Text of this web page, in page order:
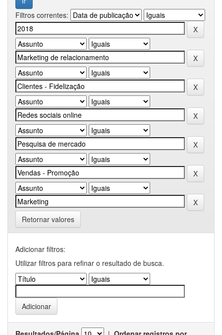
Filtros correntes:
Retornar valores
Adicionar filtros:
Utilizar filtros para refinar o resultado de busca.